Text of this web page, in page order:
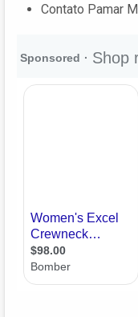
Contato Pamar